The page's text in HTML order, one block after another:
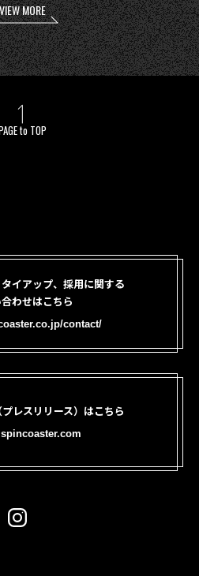
MORE
to TOP
イアップ、採用に関する
わせはこちら
contact/
レスリリース）はこちら